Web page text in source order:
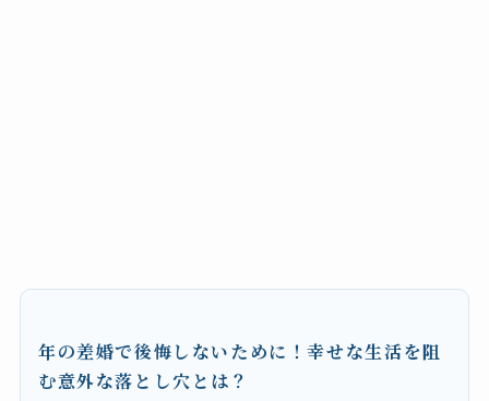
年の差婚で後悔しないために！幸せな生活を阻
む意外な落とし穴とは？